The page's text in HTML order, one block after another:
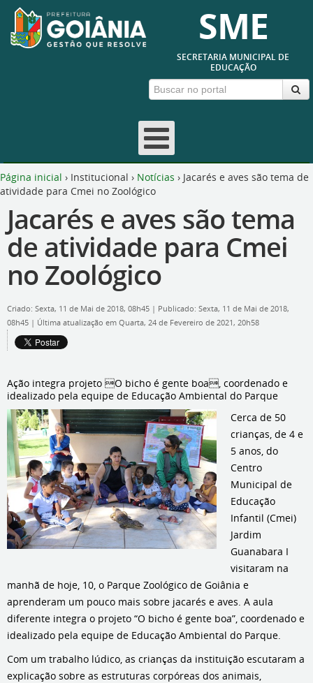
SME
SECRETARIA MUNICIPAL DE
EDUCAÇÃO
Página inicial › Institucional › Notícias › Jacarés e aves são tema de
atividade para Cmei no Zoológico
Jacarés e aves são tema
de atividade para Cmei
no Zoológico
Criado: Sexta, 11 de Mai de 2018, 08h45 | Publicado: Sexta, 11 de Mai de 2018,
08h45 | Última atualização em Quarta, 24 de Fevereiro de 2021, 20h58
Ação integra projeto O bicho é gente boa, coordenado e
idealizado pela equipe de Educação Ambiental do Parque
Cerca de 50
crianças, de 4 e
5 anos, do
Centro
Municipal de
Educação
Infantil (Cmei)
Jardim
Guanabara I
visitaram na
manhã de hoje, 10, o Parque Zoológico de Goiânia e
aprenderam um pouco mais sobre jacarés e aves. A aula
diferente integra o projeto “O bicho é gente boa”, coordenado e
idealizado pela equipe de Educação Ambiental do Parque.
Com um trabalho lúdico, as crianças da instituição escutaram a
explicação sobre as estruturas corpóreas dos animais,